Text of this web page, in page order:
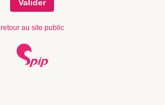
retour au site public